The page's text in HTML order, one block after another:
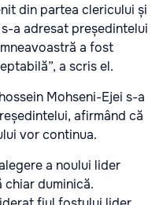
din partea clericului și
a adresat președintelui
a fost
a scris el.
Mohseni-Ejei s-a
afirmând că
vor continua.
a noului lider
duminică.